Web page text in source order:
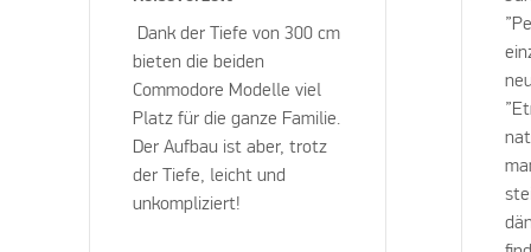
Dank der Tiefe von 300 cm
bieten die beiden
Commodore Modelle viel
Platz für die ganze Familie.
Der Aufbau ist aber, trotz
der Tiefe, leicht und
unkompliziert!